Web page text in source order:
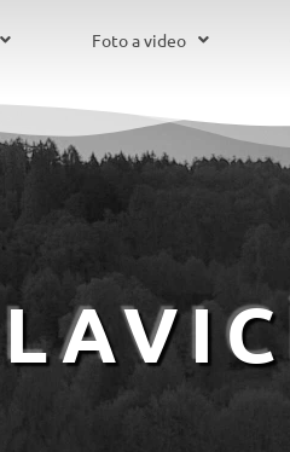
Foto a video